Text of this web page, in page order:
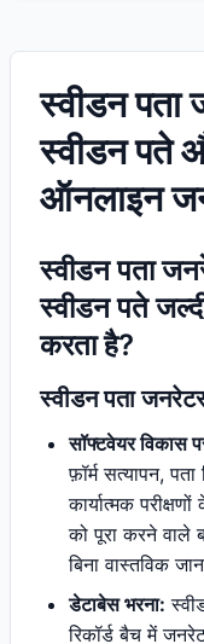
स्वीडन पता
स्वीडन पते
ऑनलाइन
स्वीडन पता
स्वीडन पते
करता है?
स्वीडन पता
सॉफ्टवेयर विकास
फ़ॉर्म सत्यापन,
कार्यात्मक
को पूरा करने वाले
बिना वास्तविक
डेटाबेस भरना:
रिकॉर्ड बैच में